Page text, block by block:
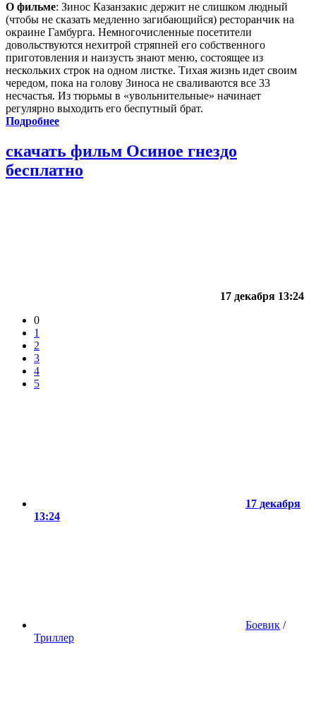
О фильме: Зинос Казанзакис держит не слишком людный
(чтобы не сказать медленно загибающийся) ресторанчик на
окраине Гамбурга. Немногочисленные посетители
довольствуются нехитрой стряпней его собственного
приготовления и наизусть знают меню, состоящее из
нескольких строк на одном листке. Тихая жизнь идет своим
чередом, пока на голову Зиноса не сваливаются все 33
несчастья. Из тюрьмы в «увольнительные» начинает
регулярно выходить его беспутный брат.
Подробнее
скачать фильм Осиное гнездо
бесплатно
17 декабря 13:24
0
1
2
3
4
5
17 декабря
13:24
Боевик /
Триллер